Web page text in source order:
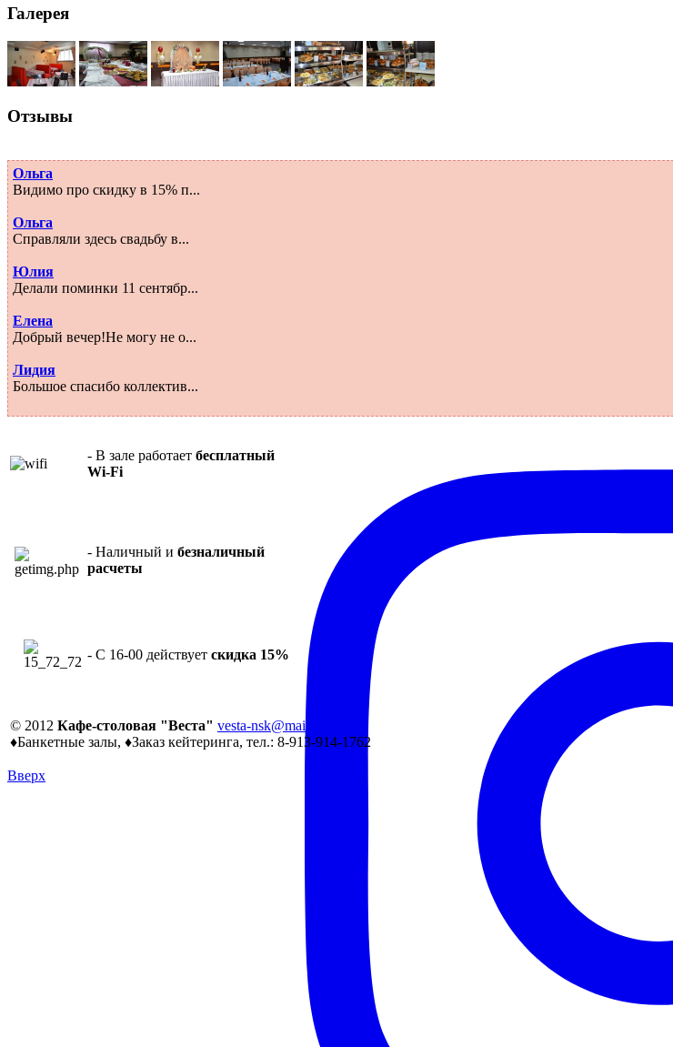
Галерея
Отзывы
Ольга
Видимо про скидку в 15% п...
Ольга
Справляли здесь свадьбу в...
Юлия
Делали поминки 11 сентябр...
Елена
Добрый вечер!Не могу не о...
Лидия
Большое спасибо коллектив...
- В зале работает бесплатный
Wi-Fi
- Наличный и безналичный
расчеты
- С 16-00 действует скидка 15%
© 2012 Кафе-столовая "Веста" vesta-nsk@mail.ru
♦Банкетные залы, ♦Заказ кейтеринга, тел.: 8-913-914-1762
Вверх